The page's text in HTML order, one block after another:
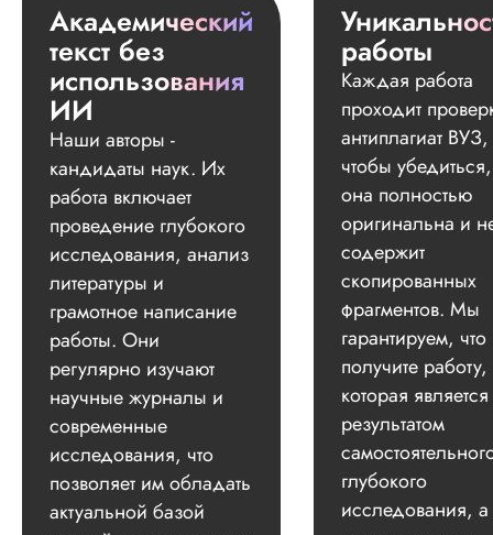
Академический
текст без
использования
ИИ
Наши авторы -
кандидаты наук. Их
работа включает
проведение глубокого
исследования, анализ
литературы и
грамотное написание
работы. Они
регулярно изучают
научные журналы и
современные
исследования, что
позволяет им обладать
актуальной базой
работы
Каждая работа
проходит
антиплагиат ВУЗ,
чтобы
она полностью
оригинальна и
содержит
скопированных
фрагментов. Мы
гарантируем,
получите работу,
которая является
результатом
глубокого
исследования, а